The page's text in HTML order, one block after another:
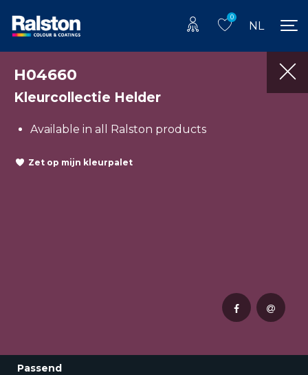
0
NL
H04660
Kleurcollectie Helder
Available in all Ralston products
Zet op mijn kleurpalet
Passend